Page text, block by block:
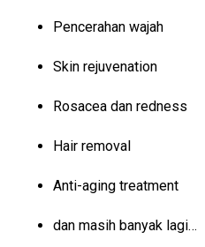
Pencerahan wajah
Skin rejuvenation
Rosacea dan redness
Hair removal
Anti-aging treatment
dan masih banyak lagi…